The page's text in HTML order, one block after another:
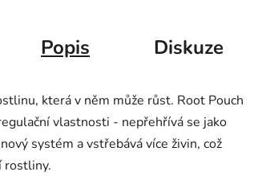
Popis Diskuze
která v něm může růst. Root Pouch
vlastnosti - nepřehřívá se jako
systém a vstřebává více živin, což
rostliny.